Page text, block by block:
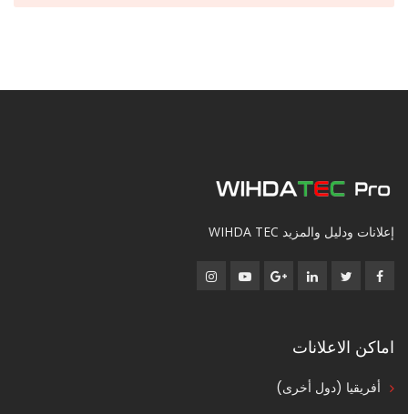
إعلانات ودليل والمزيد WIHDA TEC
اماكن الاعلانات
أفريقيا (دول أخرى)